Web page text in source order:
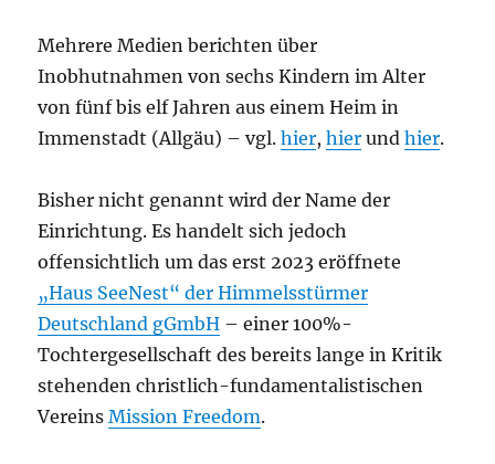
Mehrere Medien berichten über
Inobhutnahmen von sechs Kindern im Alter
von fünf bis elf Jahren aus einem Heim in
Immenstadt (Allgäu) – vgl.hier,hier undhier.
Bisher nicht genannt wird der Name der
Einrichtung. Es handelt sich jedoch
offensichtlich um das erst 2023 eröffnete
„Haus SeeNest“ der Himmelsstürmer
Deutschland gGmbH – einer 100%-
Tochtergesellschaft des bereits lange in Kritik
stehenden christlich-fundamentalistischen
VereinsMission Freedom.